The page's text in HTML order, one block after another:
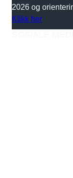
2026 og
Klikk her